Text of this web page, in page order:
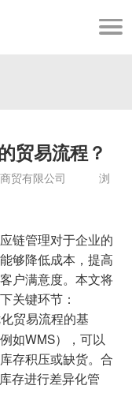
贸易流程？
商贸有限公司 浏
链管理对于企业的
够降低成本，提高
户满意度。本文将
关键环节：
贸易流程的基
如WMS），可以
存积压或缺货。合
存进行差异化管